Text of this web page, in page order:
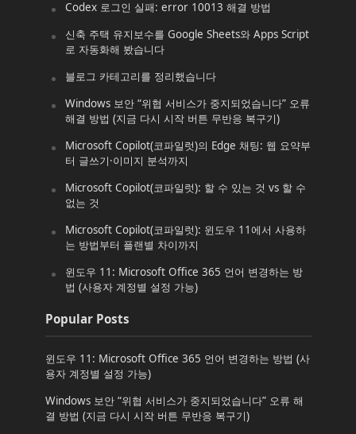
Codex 로그인 실패: error 10013 해결 방법
신축 주택 유지보수를 Google Sheets와 Apps Script
로 자동화해 봤습니다
블로그 카테고리를 정리했습니다
Windows 보안 “위협 서비스가 중지되었습니다” 오류
해결 방법 (지금 다시 시작 버튼 무반응 복구기)
Microsoft Copilot(코파일럿)의 Edge 채팅: 웹 요약부
터 글쓰기·이미지 분석까지
Microsoft Copilot(코파일럿): 할 수 있는 것 vs 할 수
없는 것
Microsoft Copilot(코파일럿): 윈도우 11에서 사용하
는 방법부터 플랜별 차이까지
윈도우 11: Microsoft Office 365 언어 변경하는 방
법 (사용자 계정별 설정 가능)
Popular Posts
윈도우 11: Microsoft Office 365 언어 변경하는 방법 (사
용자 계정별 설정 가능)
Windows 보안 “위협 서비스가 중지되었습니다” 오류 해
결 방법 (지금 다시 시작 버튼 무반응 복구기)